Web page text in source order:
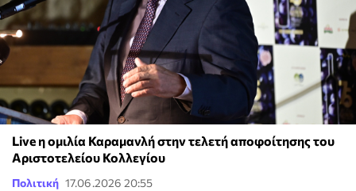
Live η ομιλία Καραμανλή στην τελετή αποφοίτησης του
Αριστοτελείου Κολλεγίου
Πολιτική 17.06.2026 20:55